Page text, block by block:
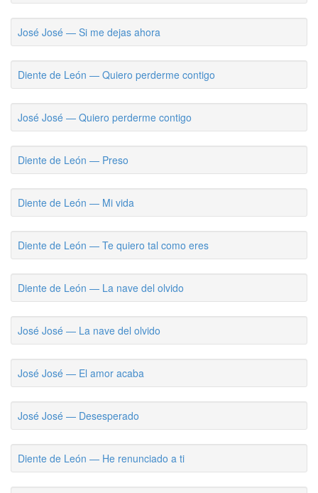
José José — Si me dejas ahora
Diente de León — Quiero perderme contigo
José José — Quiero perderme contigo
Diente de León — Preso
Diente de León — Mi vida
Diente de León — Te quiero tal como eres
Diente de León — La nave del olvido
José José — La nave del olvido
José José — El amor acaba
José José — Desesperado
Diente de León — He renunciado a ti